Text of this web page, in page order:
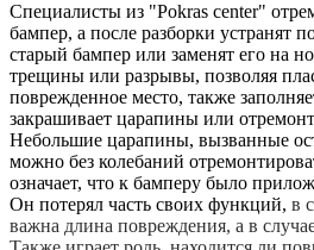
Специалисты из "Pokras center"
бампер, а после разборки устранят
старый бампер или заменят его на
трещины или разрывы, позволяя
поврежденное место, также
закрашивает царапины или
Небольшие царапины, вызванные
можно без колебаний
означает, что к бамперу было
Он потерял часть своих функций, в
важна длина повреждения, а в